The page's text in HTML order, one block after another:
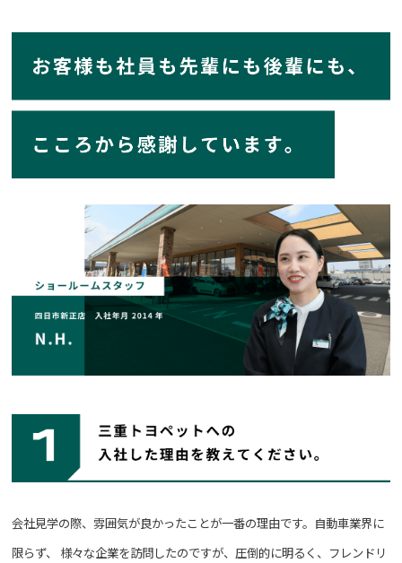
会社見学の際、雰囲気が良かったことが一番の理由です。自動車業界に
限らず、 様々な企業を訪問したのですが、圧倒的に明るく、フレンドリ